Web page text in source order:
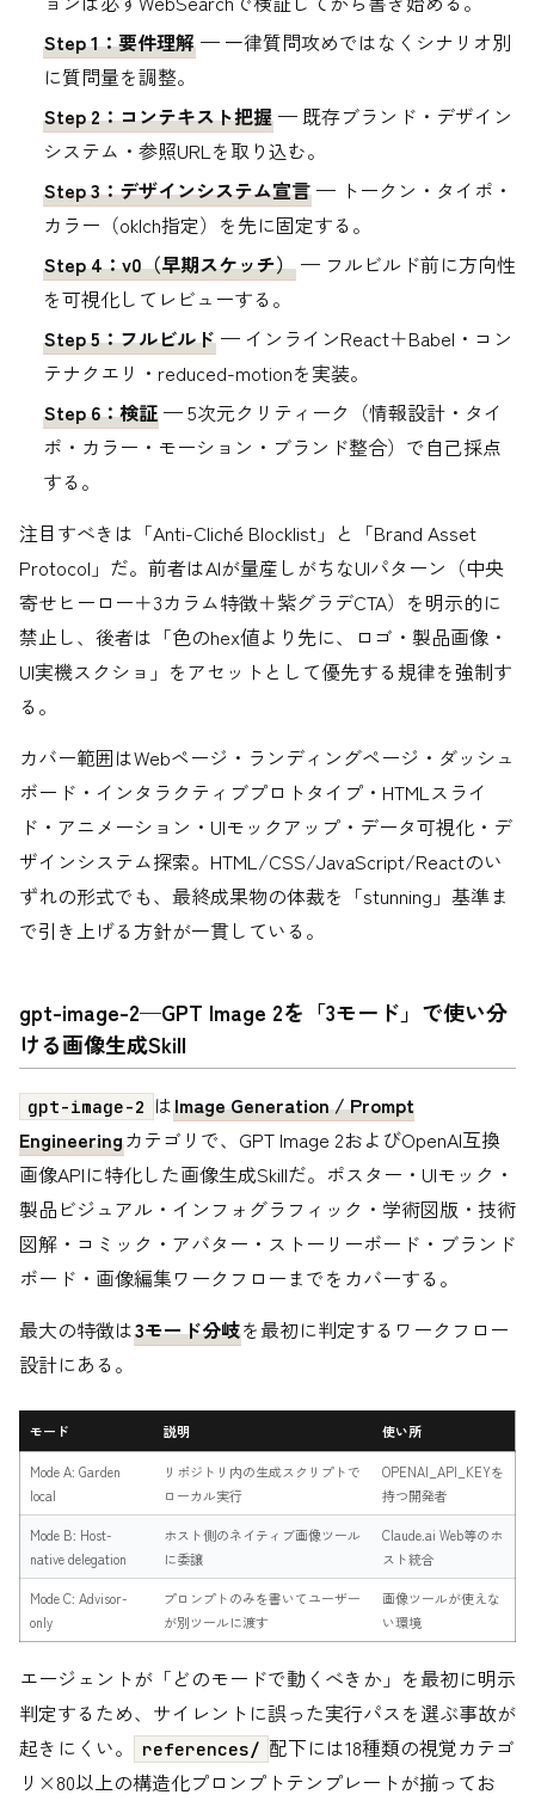
Step 1：要件理解 — 一律質問攻めではなくシナリオ別
に質問量を調整。
Step 2：コンテキスト把握 — 既存ブランド・デザイン
システム・参照URLを取り込む。
Step 3：デザインシステム宣言 — トークン・タイポ・
カラー（oklch指定）を先に固定する。
Step 4：v0（早期スケッチ） — フルビルド前に方向性
を可視化してレビューする。
Step 5：フルビルド — インラインReact＋Babel・コン
テナクエリ・reduced-motionを実装。
Step 6：検証 — 5次元クリティーク（情報設計・タイ
ポ・カラー・モーション・ブランド整合）で自己採点
する。
注目すべきは「Anti-Cliché Blocklist」と「Brand Asset
Protocol」だ。前者はAIが量産しがちなUIパターン（中央
寄せヒーロー＋3カラム特徴＋紫グラデCTA）を明示的に
禁止し、後者は「色のhex値より先に、ロゴ・製品画像・
UI実機スクショ」をアセットとして優先する規律を強制す
る。
カバー範囲はWebページ・ランディングページ・ダッシュ
ボード・インタラクティブプロトタイプ・HTMLスライ
ド・アニメーション・UIモックアップ・データ可視化・デ
ザインシステム探索。HTML/CSS/JavaScript/Reactのい
ずれの形式でも、最終成果物の体裁を「stunning」基準ま
で引き上げる方針が一貫している。
gpt-image-2—GPT Image 2を「3モード」で使い分
ける画像生成Skill
gpt-image-2 はImage Generation / Prompt
Engineeringカテゴリで、GPT Image 2およびOpenAI互換
画像APIに特化した画像生成Skillだ。ポスター・UIモック・
製品ビジュアル・インフォグラフィック・学術図版・技術
図解・コミック・アバター・ストーリーボード・ブランド
ボード・画像編集ワークフローまでをカバーする。
最大の特徴は3モード分岐を最初に判定するワークフロー
設計にある。
モード 説明 使い所
Mode A: Garden
local
リポジトリ内の生成スクリプトで
ローカル実行
OPENAI_API_KEYを
持つ開発者
Mode B: Host-
native delegation
ホスト側のネイティブ画像ツール
に委譲
Claude.ai Web等のホ
スト統合
Mode C: Advisor-
only
プロンプトのみを書いてユーザー
が別ツールに渡す
画像ツールが使えな
い環境
エージェントが「どのモードで動くべきか」を最初に明示
判定するため、サイレントに誤った実行パスを選ぶ事故が
起きにくい。
references/ 配下には18種類の視覚カテゴ
リ×80以上の構造化プロンプトテンプレートが揃ってお